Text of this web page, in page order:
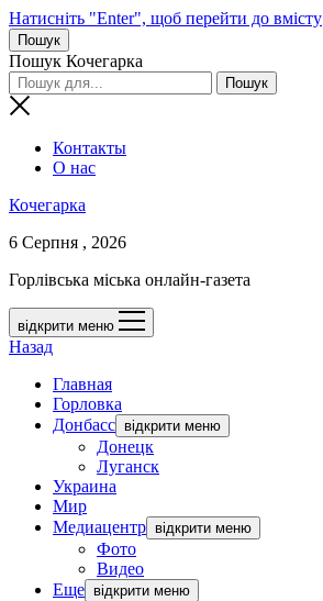
Натисніть "Enter", щоб перейти до вмісту
Пошук
Пошук Кочегарка
Контакты
О нас
Кочегарка
6 Серпня , 2026
Горлівська міська онлайн-газета
відкрити меню
Назад
Главная
Горловка
Донбасс відкрити меню
Донецк
Луганск
Украина
Мир
Медиацентр відкрити меню
Фото
Видео
Еще відкрити меню